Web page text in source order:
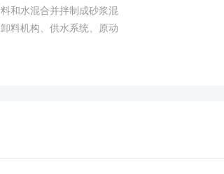
和水混合并拌制成砂浆混
料机构、供水系统、原动